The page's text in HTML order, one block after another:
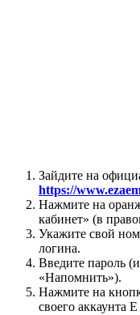
Зайдите на
https://
Нажмите на
кабинет» (в
Укажите свой
логина.
Введите пароль
«Напомнить»).
Нажмите на
своего аккаунта